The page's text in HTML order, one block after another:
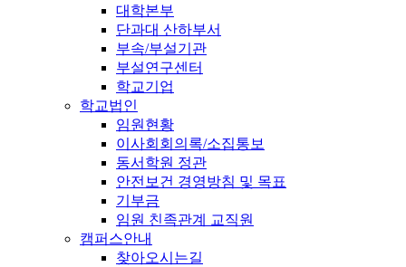
대학본부
단과대 산하부서
부속/부설기관
부설연구센터
학교기업
학교법인
임원현황
이사회회의록/소집통보
동서학원 정관
안전보건 경영방침 및 목표
기부금
임원 친족관계 교직원
캠퍼스안내
찾아오시는길